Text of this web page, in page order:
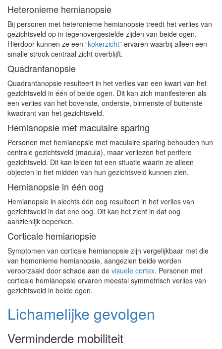
Heteronieme hemianopsie
Bij personen met heteronieme hemianopsie treedt het verlies van
gezichtsveld op in tegenovergestelde zijden van beide ogen.
Hierdoor kunnen ze een “kokerzicht” ervaren waarbij alleen een
smalle strook centraal zicht overblijft.
Quadrantanopsie
Quadrantanopsie resulteert in het verlies van een kwart van het
gezichtsveld in één of beide ogen. Dit kan zich manifesteren als
een verlies van het bovenste, onderste, binnenste of buitenste
kwadrant van het gezichtsveld.
Hemianopsie met maculaire sparing
Personen met hemianopsie met maculaire sparing behouden hun
centrale gezichtsveld (macula), maar verliezen het perifere
gezichtsveld. Dit kan leiden tot een situatie waarin ze alleen
objecten in het midden van hun gezichtsveld kunnen zien.
Hemianopsie in één oog
Hemianopsie in slechts één oog resulteert in het verlies van
gezichtsveld in dat ene oog. Dit kan het zicht in dat oog
aanzienlijk beperken.
Corticale hemianopsie
Symptomen van corticale hemianopsie zijn vergelijkbaar met die
van homonieme hemianopsie, aangezien beide worden
veroorzaakt door schade aan de visuele cortex. Personen met
corticale hemianopsie ervaren meestal symmetrisch verlies van
gezichtsveld in beide ogen.
Lichamelijke gevolgen
Verminderde mobiliteit